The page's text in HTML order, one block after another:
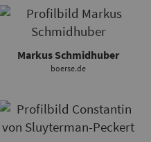
Markus Schmidhuber
boerse.de